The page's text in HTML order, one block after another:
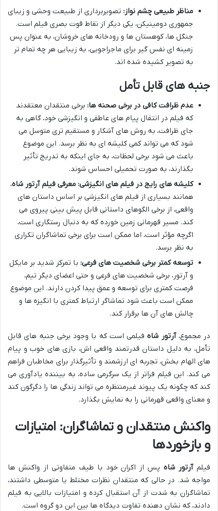
مناظر طبیعی چشم نواز: تصویربرداری از طبیعت وحشی و زیبای
جمهوری دومینیکن، یکی دیگر از نقاط قوت بصری فیلم است.
جنگل ها، کوهستان ها و رودخانه های خروشان، به عنوان پس
زمینه ای نفس گیر برای ماجراجویی، به زیبایی هر چه تمام تر
به تصویر کشیده شده اند.
جنبه های قابل تأمل
عدم ظرافت کافی در برخی صحنه ها: برخی منتقدان معتقدند
که فیلم در انتقال پیام های عاطفی و انگیزشی خود، گاهی به
جای ظرافت، به روش های آشکار و مستقیم تری متوسل می
شود که می تواند کمی کلیشه ای به نظر برسد. این موضوع
باعث می شود برخی لحظات، به جای اینکه به تدریج تأثیر
بگذارند، به صورت تحمیلی احساس شوند.
کلیشه های رایج در فیلم های انگیزشی: معرفی فیلم آرتور شاه،
همانند بسیاری از فیلم های انگیزشی بر اساس داستان های
واقعی، از برخی الگوهای داستانی قابل پیش بینی پیروی می
کند. مسیر قهرمانی زمین خورده که به دنبال رستگاری است،
اگرچه مؤثر است، اما ممکن است برای برخی تماشاگران تکراری
به نظر برسد.
توسعه کمتر برخی شخصیت های فرعی: با تمرکز شدید بر مایکل
و آرتور، برخی شخصیت های فرعی و حتی اعضای دیگر تیم،
فرصت کمتری برای توسعه و عمق پیدا کردن دارند. این موضوع
ممکن است باعث شود تماشاگر ارتباط کمتری با انگیزه ها و
چالش های آن ها برقرار کند.
در مجموع،آرتور شاهفیلمی است که با وجود برخی جنبه های قابل
تأمل، به دلیل داستان قدرتمند واقعی اش، بازی های خوب و پیام
های الهام بخش، تجربه ای ارزشمند و تأثیرگذار برای مخاطبان فراهم
می کند. این فیلم فراتر از یک سرگرمی ساده، به بیننده یادآوری می
کند که چگونه یک پیوند غیرمنتظره می تواند زندگی ها را دگرگون کند
و معنای واقعی قهرمانی را به نمایش بگذارد.
واکنش منتقدان و تماشاگران: امتیازات
و بازخوردها
فیلمآرتور شاهپس از اکران خود با طیف متفاوتی از واکنش ها
مواجه شد. در حالی که منتقدان نظرات مختلط یا متوسطی داشتند،
تماشاگران به شدت از آن استقبال کرده و امتیازات بالایی به فیلم
دادند، که نشان دهنده تفاوت دیدگاه ها بین این دو گروه است.